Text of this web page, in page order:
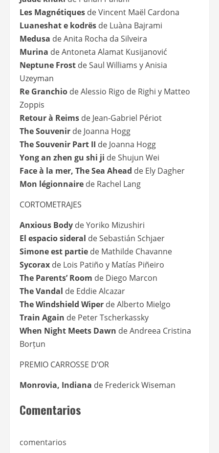
Les Magnétiques de Vincent Maël Cardona
Luaneshat e kodrës de Luàna Bajrami
Medusa de Anita Rocha da Silveira
Murina de Antoneta Alamat Kusijanović
Neptune Frost de Saul Williams y Anisia
Uzeyman
Re Granchio de Alessio Rigo de Righi y Matteo
Zoppis
Retour à Reims de Jean-Gabriel Périot
The Souvenir de Joanna Hogg
The Souvenir Part II de Joanna Hogg
Yong an zhen gu shi ji de Shujun Wei
Face à la mer, The Sea Ahead de Ely Dagher
Mon légionnaire de Rachel Lang
CORTOMETRAJES
Anxious Body de Yoriko Mizushiri
El espacio sideral de Sebastián Schjaer
Simone est partie de Mathilde Chavanne
Sycorax de Lois Patiño y Matías Piñeiro
The Parents’ Room de Diego Marcon
The Vandal de Eddie Alcazar
The Windshield Wiper de Alberto Mielgo
Train Again de Peter Tscherkassky
When Night Meets Dawn de Andreea Cristina
Borțun
PREMIO CARROSSE D’OR
Monrovia, Indiana de Frederick Wiseman
Comentarios
comentarios